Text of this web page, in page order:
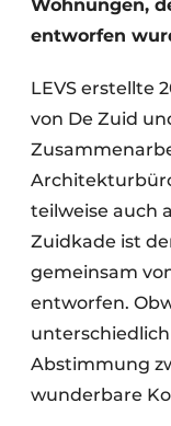
Wohnungen,
entworfen
LEVS erstellte
von De Zuid
teilweise auch
Zuidkade ist
gemeinsam
entworfen.
Abstimmung
wunderbare